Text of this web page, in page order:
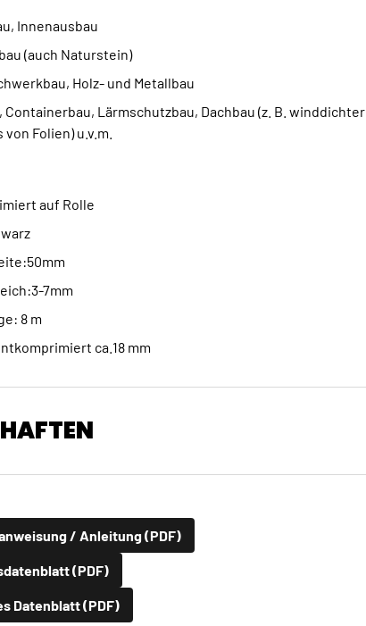
Innenausbau
(auch Naturstein)
Holz- und Metallbau
Containerbau, Lärmschutzbau, Dachbau (z. B. winddichter
Folien) u.v.m.
auf Rolle
7mm
8 m
ca.18 mm
/ Anleitung (PDF)
(PDF)
Datenblatt (PDF)